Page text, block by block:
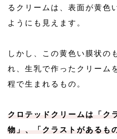
るクリームは、表面が黄色
ようにも見えます。
しかし、この黄色い膜状の
れ、生乳で作ったクリーム
程で生まれるもの。
クロテッドクリームは「ク
物」、「クラストがあるも